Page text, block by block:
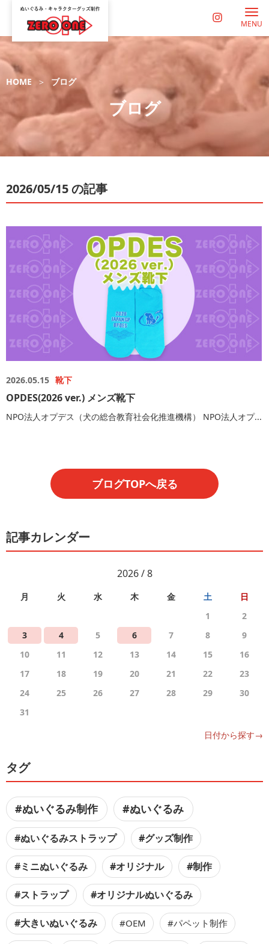
MENU
HOME ブログ
ブログ
2026/05/15 の記事
2026.05.15 靴下
OPDES(2026 ver.) メンズ靴下
NPO法人オプデス（犬の総合教育社会化推進機構） NPO法人オプ...
ブログTOPへ戻る
記事カレンダー
2026 / 8
月 火 水 木 金 土
日
1
2
3
4 5 6 7 8
9
10
11 12 13 14 15
16
17
18 19 20 21 22
23
24
25 26 27 28 29
30
31
日付から探す→
タグ
#ぬいぐるみ制作 #ぬいぐるみ
#ぬいぐるみストラップ #グッズ制作
#ミニぬいぐるみ #オリジナル #制作
#ストラップ #オリジナルぬいぐるみ
#大きいぬいぐるみ #OEM #パペット制作